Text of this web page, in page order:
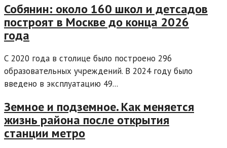
Собянин: около 160 школ и детсадов
построят в Москве до конца 2026
года
С 2020 года в столице было построено 296
образовательных учреждений. В 2024 году было
введено в эксплуатацию 49...
Земное и подземное. Как меняется
жизнь района после открытия
станции метро